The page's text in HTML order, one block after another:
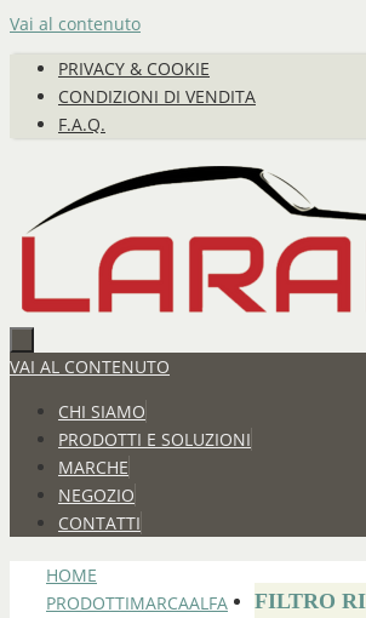
Vai al contenuto
PRIVACY & COOKIE
CONDIZIONI DI VENDITA
F.A.Q.
VAI AL CONTENUTO
CHI SIAMO
PRODOTTI E SOLUZIONI
MARCHE
NEGOZIO
CONTATTI
HOME
PRODOTTIMARCAALFA
FILTRO